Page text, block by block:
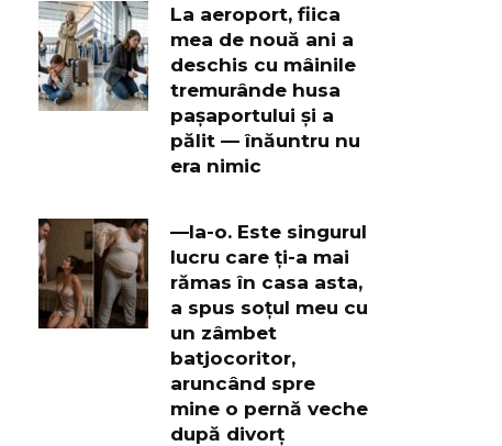
La aeroport, fiica
mea de nouă ani a
deschis cu mâinile
tremurânde husa
pașaportului și a
pălit — înăuntru nu
era nimic
—Ia-o. Este singurul
lucru care ți-a mai
rămas în casa asta,
a spus soțul meu cu
un zâmbet
batjocoritor,
aruncând spre
mine o pernă veche
după divorț